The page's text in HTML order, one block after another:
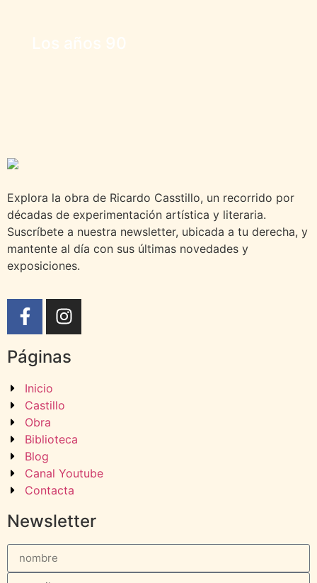
Los años 90
Explora la obra de Ricardo Casstillo, un recorrido por
décadas de experimentación artística y literaria.
Suscríbete a nuestra newsletter, ubicada a tu derecha, y
mantente al día con sus últimas novedades y
exposiciones.
Páginas
Inicio
Castillo
Obra
Biblioteca
Blog
Canal Youtube
Contacta
Newsletter